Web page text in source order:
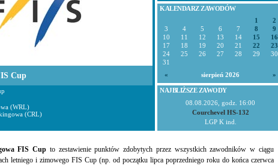
KALENDARZ ZAWODÓW
1
2
3
4 5 6 7 8
9
10
11 12 13 14 15
16
17
18 19 20 21 22
23
24
25 26 27 28 29
30
31
«
sierpień 2026 »
NAJBLIŻSZE ZAWODY
08.08.2026, godz. 16:00
Courchevel HS-132
LGP K ind.
FIS Cup to zestawienie punktów zdobytych przez wszystkich zawodników w ciągu
letniego i zimowego FIS Cup (np. od początku lipca poprzedniego roku do końca czerwca
Cup
(WRL)
(CRL)